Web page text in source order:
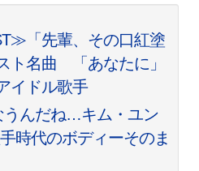
「先輩、その口紅塗
ト名曲 「あなたに」
イドル歌手
うんだね…キム・ユン
時代のボディーそのま